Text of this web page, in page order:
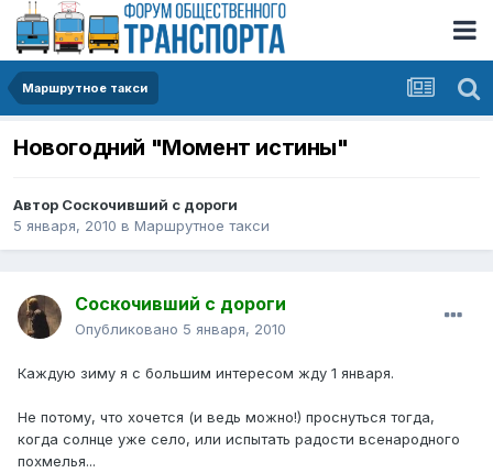
Маршрутное такси
Новогодний "Момент истины"
Автор Соскочивший с дороги
5 января, 2010 в Маршрутное такси
Соскочивший с дороги
Опубликовано 5 января, 2010
Каждую зиму я с большим интересом жду 1 января.
Не потому, что хочется (и ведь можно!) проснуться тогда,
когда солнце уже село, или испытать радости всенародного
похмелья...